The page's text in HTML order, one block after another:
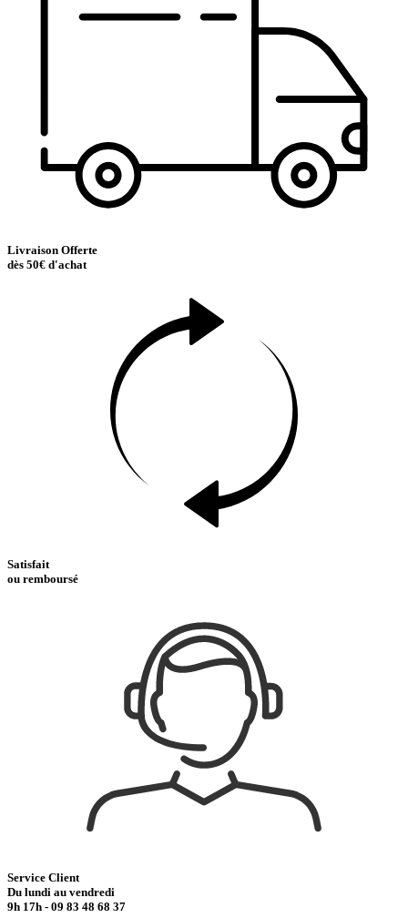
Livraison Offerte
dès 50€ d'achat
Satisfait
ou remboursé
Service Client
Du lundi au vendredi
9h 17h - 09 83 48 68 37